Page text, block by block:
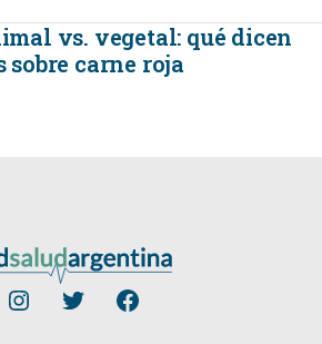
vs. vegetal: qué dicen
sobre carne roja